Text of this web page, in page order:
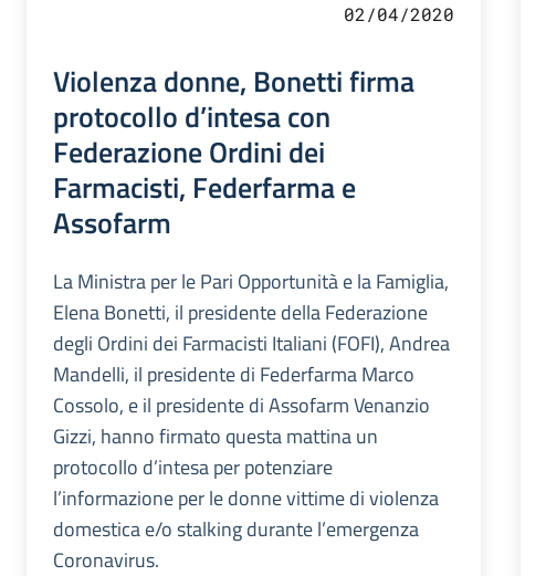
02/04/2020
Violenza donne, Bonetti firma
protocollo d’intesa con
Federazione Ordini dei
Farmacisti, Federfarma e
Assofarm
La Ministra per le Pari Opportunità e la Famiglia,
Elena Bonetti, il presidente della Federazione
degli Ordini dei Farmacisti Italiani (FOFI), Andrea
Mandelli, il presidente di Federfarma Marco
Cossolo, e il presidente di Assofarm Venanzio
Gizzi, hanno firmato questa mattina un
protocollo d’intesa per potenziare
l’informazione per le donne vittime di violenza
domestica e/o stalking durante l’emergenza
Coronavirus.